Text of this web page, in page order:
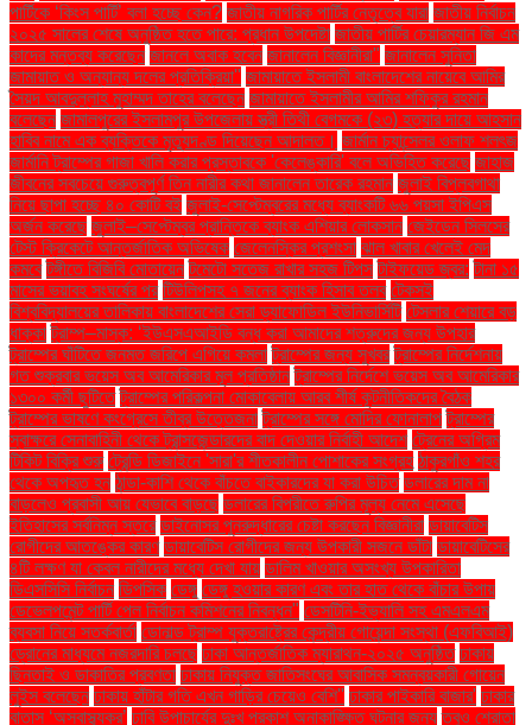
পার্টিকে ‘কিংস পার্টি’ বলা হচ্ছে কেন? জাতীয় নাগরিক পার্টির নেতৃত্বে যারা জাতীয় নির্বাচন
২০২৫ সালের শেষে অনুষ্ঠিত হতে পারে: প্রধান উপদেষ্টা জাতীয় পার্টির চেয়ারম্যান জি এম
কাদের মন্তব্য করেছেন জানলে অবাক হবেন জানালেন বিজ্ঞানীরা" জানালেন সুনিতা
জামায়াত ও অন্যান্য দলের প্রতিক্রিয়া'' জামায়াতে ইসলামী বাংলাদেশের নায়েবে আমির
সৈয়দ আবদুল্লাহ মুহাম্মদ তাহের বলেছেন জামায়াতে ইসলামীর আমির শফিকুর রহমান
বলেছেন জামালপুরের ইসলামপুর উপজেলায় স্ত্রী তিথী বেগমকে (২৩) হত্যার দায়ে আহসান
হাবিব নামে এক ব্যক্তিকে মৃত্যুদণ্ড দিয়েছেন আদালত। জার্মান চ্যান্সেলর ওলাফ শলৎজ
জার্মানি ট্রাম্পের গাজা খালি করার প্রস্তাবকে 'কেলেঙ্কারি' বলে অভিহিত করেছে জাহাজ
জীবনের সবচেয়ে গুরুত্বপূর্ণ তিন নারীর কথা জানালেন তারেক রহমান জুলাই বিপ্লবগাথা
নিয়ে ছাপা হচ্ছে ৪০ কোটি বই জুলাই-সেপ্টেম্বরের মধ্যে ব্যাংকটি ৬৬ পয়সা ইপিএস
অর্জন করেছে জুলাই–সেপ্টেম্বর প্রান্তিকে ব্যাংক এশিয়ার লোকসান জেইডেন সিলসের
টেস্ট ক্রিকেটে আন্তর্জাতিক অভিষেক জেলেনস্কির প্রশংসা ঝাল খাবার খেলেই মেদ
কমবে টঙ্গীতে বিজিবি মোতায়েন টমেটো সতেজ রাখার সহজ টিপস টাইফয়েড জ্বর: টানা ১৫
মাসের ভয়াবহ সংঘর্ষের পর টিউলিপসহ ৭ জনের ব্যাংক হিসাব তলব টেকসই
বিশ্ববিদ্যালয়ের তালিকায় বাংলাদেশের সেরা ড্যাফোডিল ইউনিভার্সিটি টেসলার শেয়ারে বড়
ধাক্কা ট্রাম্প–মাস্ক: ‘ইউএসএআইডি বন্ধ করা আমাদের শত্রুদের জন্য উপহার
ট্রাম্পের ঘাঁটিতে জনমত জরিপে এগিয়ে কমলা ট্রাম্পের জন্য সুখবর ট্রাম্পের নির্দেশনায়
গত শুক্রবার ভয়েস অব আমেরিকার মূল প্রতিষ্ঠান ট্রাম্পের নির্দেশে ভয়েস অব আমেরিকার
১৩০০ কর্মী ছুটিতে ট্রাম্পের পরিকল্পনা মোকাবেলায় আরব শীর্ষ কূটনীতিকদের বৈঠক
ট্রাম্পের ভাষণে কংগ্রেসে তীব্র উত্তেজনা ট্রাম্পের সঙ্গে মোদির ফোনালাপ ট্রাম্পের
স্বাক্ষরে সেনাবাহিনী থেকে ট্রান্সজেন্ডারদের বাদ দেওয়ার নির্বাহী আদেশ ট্রেনের অগ্রিম
টিকিট বিক্রি শুরু ট্রেন্ডি ডিজাইনে 'সারা'র শীতকালীন পোশাকের সংগ্রহ ঠাকুরগাঁও শহর
থেকে অপহৃত হন ঠান্ডা-কাশি থেকে বাঁচতে বাইকারদের যা করা উচিত ডলারের দাম না
বাড়লেও প্রবাসী আয় যেভাবে বাড়ছে ডলারের বিপরীতে রুপির মূল্য নেমে এসেছে
ইতিহাসের সর্বনিম্ন স্তরে ডাইনোসর পুনরুদ্ধারের চেষ্টা করছেন বিজ্ঞানীরা ডায়াবেটিস
রোগীদের আতঙ্কের কারণ ডায়াবেটিস রোগীদের জন্য উপকারী সজনে ডাঁটা ডায়াবেটিসের
৪টি লক্ষণ যা কেবল নারীদের মধ্যে দেখা যায় ডালিম খাওয়ার অসংখ্য উপকারিতা
ডিএসসিসি নির্বাচন ডিপসিক ডেঙ্গু ডেঙ্গু হওয়ার কারণ এবং তার হাত থেকে বাঁচার উপায়
ডেভেলপমেন্ট পার্টি পেল নির্বাচন কমিশনের নিবন্ধন" ডেসটিনি-ইভ্যালি সহ এমএলএম
ব্যবসা নিয়ে সতর্কবার্তা ডোনাল্ড ট্রাম্প যুক্তরাষ্ট্রের কেন্দ্রীয় গোয়েন্দা সংস্থা (এফবিআই)
ড্রোনের মাধ্যমে নজরদারি চলছে ঢাকা আন্তর্জাতিক ম্যারাথন-২০২৫ অনুষ্ঠিত ঢাকায়
ছিনতাই ও ডাকাতির প্রবণতা ঢাকায় নিযুক্ত জাতিসংঘের আবাসিক সমন্বয়কারী গোয়েন
লুইস বলেছেন ঢাকায় হাঁটার গতি এখন গাড়ির চেয়েও বেশি'' ঢাকার পাইকারি বাজার' ঢাকার
বাতাস ‘অস্বাস্থ্যকর’ ঢাবি উপাচার্যের দুঃখ প্রকাশ অনাকাঙ্ক্ষিত ঘটনার জন্য তবুও শ্রোতা